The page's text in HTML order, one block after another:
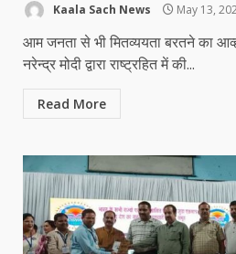
Kaala Sach News May 13,
आम जनता से भी मितव्ययता बरतने का
नरेन्द्र मोदी द्वारा राष्ट्रहित में की...
Read More